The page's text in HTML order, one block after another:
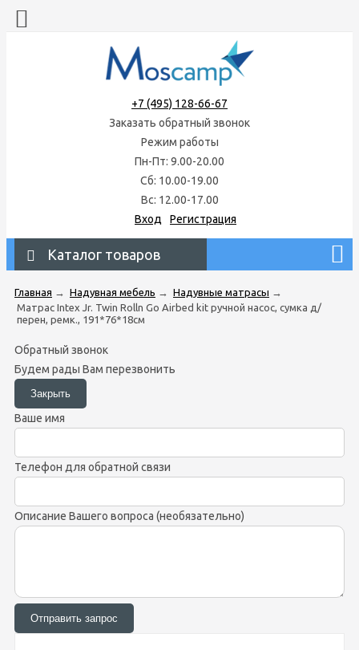
+7 (495) 128-66-67
Заказать обратный звонок
Режим работы
Пн-Пт: 9.00-20.00
Сб: 10.00-19.00
Вс: 12.00-17.00
Вход
Регистрация
Каталог товаров
Главная → Надувная мебель → Надувные матрасы →
Матрас Intex Jr. Twin Rolln Go Airbed kit ручной насос, сумка д/
перен, ремк., 191*76*18см
Обратный звонок
Будем рады Вам перезвонить
Ваше имя
Телефон для обратной связи
Описание Вашего вопроса (необязательно)